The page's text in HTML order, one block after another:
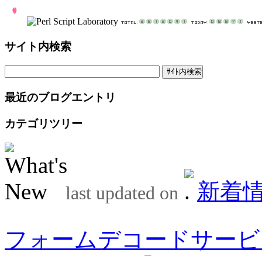
サイト内検索
最近のブログエントリ
カテゴリツリー
last updated on
新着
フォームデコードサー